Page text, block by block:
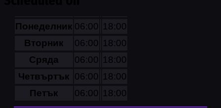
Понеделник 06:00 18:00
Вторник
06:00 18:00
Сряда
06:00 18:00
Четвъртък 06:00 18:00
Петък
06:00 18:00